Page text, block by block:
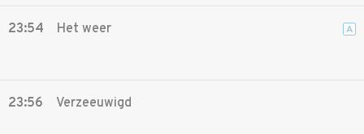
23:54 Het weer A
23:56 Verzeeuwigd